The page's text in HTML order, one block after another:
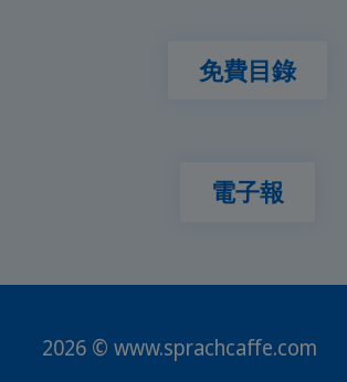
免費目錄
電子報
2026 © www.sprachcaffe.com